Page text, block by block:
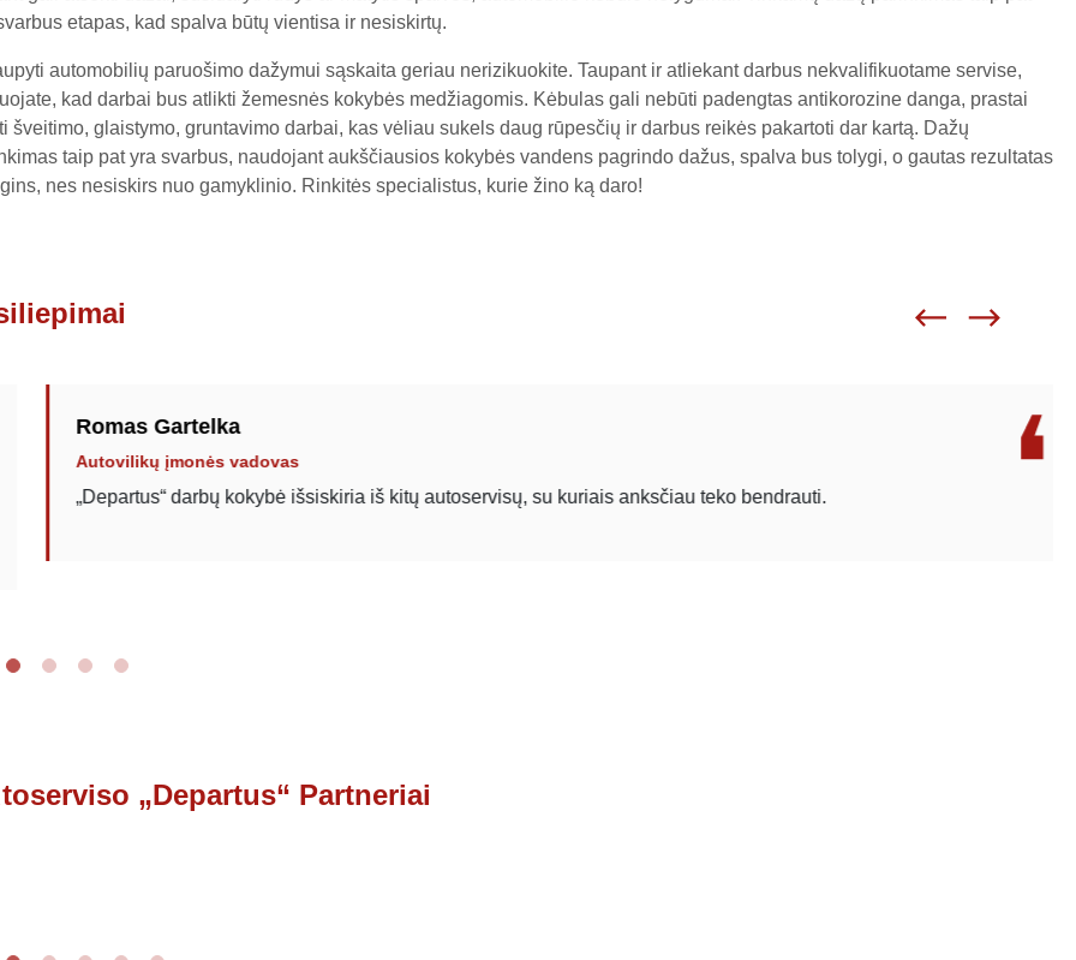
etapas, kad spalva būtų vientisa ir nesiskirtų.
automobilių paruošimo dažymui sąskaita geriau nerizikuokite. Taupant ir atliekant darbus nekvalifikuotame servise,
kad darbai bus atlikti žemesnės kokybės medžiagomis. Kėbulas gali nebūti padengtas antikorozine danga, prastai
šveitimo, glaistymo, gruntavimo darbai, kas vėliau sukels daug rūpesčių ir darbus reikės pakartoti dar kartą. Dažų
taip pat yra svarbus, naudojant aukščiausios kokybės vandens pagrindo dažus, spalva bus tolygi, o gautas rezultatas
nes nesiskirs nuo gamyklinio. Rinkitės specialistus, kurie žino ką daro!
Gartelka
įmonės vadovas
darbų kokybė išsiskiria iš kitų autoservisų, su kuriais anksčiau teko bendrauti.
„Departus“ Partneriai